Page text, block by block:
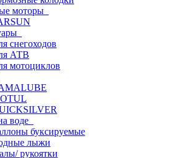
моторы
снегоходов
АТВ
мотоциклов
воде
буксируемые
лыжи
рукоятки